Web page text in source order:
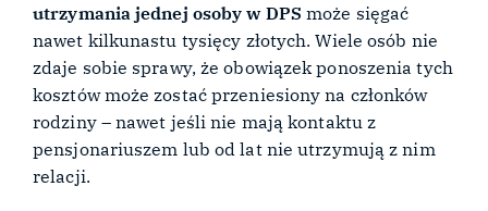
utrzymania jednej osoby w DPS może sięgać
nawet kilkunastu tysięcy złotych. Wiele osób nie
zdaje sobie sprawy, że obowiązek ponoszenia tych
kosztów może zostać przeniesiony na członków
rodziny – nawet jeśli nie mają kontaktu z
pensjonariuszem lub od lat nie utrzymują z nim
relacji.